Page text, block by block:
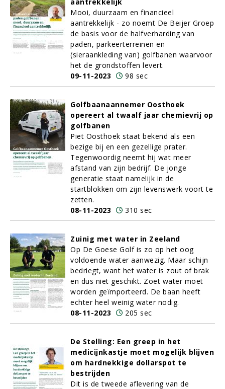
Mooi, duurzaam en financieel
aantrekkelijk - zo noemt De Beijer Groep
de basis voor de halfverharding van
paden, parkeerterreinen en
(sieraankleding van) golfbanen waarvoor
het de grondstoffen levert.
09-11-2023
98 sec
Golfbaanaannemer Oosthoek
opereert al twaalf jaar chemievrij op
golfbanen
Piet Oosthoek staat bekend als een
bezige bij en een gezellige prater.
Tegenwoordig neemt hij wat meer
afstand van zijn bedrijf. De jonge
generatie staat namelijk in de
startblokken om zijn levenswerk voort te
zetten.
08-11-2023
310 sec
Zuinig met water in Zeeland
Op De Goese Golf is zo op het oog
voldoende water aanwezig. Maar schijn
bedriegt, want het water is zout of brak
en dus niet geschikt. Zoet water moet
worden geïmporteerd. De baan heeft
echter heel weinig water nodig.
08-11-2023
205 sec
De Stelling: Een greep in het
medicijnkastje moet mogelijk blijven
om hardnekkige dollarspot te
bestrijden
Dit is de tweede aflevering van de